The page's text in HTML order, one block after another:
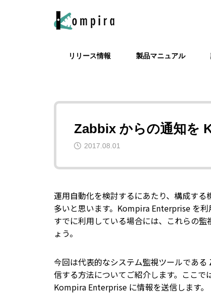
リリース情報 製品マニュアル
ServiceNow に Kompira Enterprise
からチケット起票する
ira
メールアクション送信先のメールア
ドレスを一括で変更したい
ト
Zabbix からの通知を
2017.08.01
運用自動化を検討するにあたり、構成す
多いと思います。Kompira Enterprise を
すでに利用している場合には、これらの
ょう。
今回は代表的なシステム監視ツールであ
信する方法についてご紹介します。ここ
Kompira Enterprise に情報を送信します。